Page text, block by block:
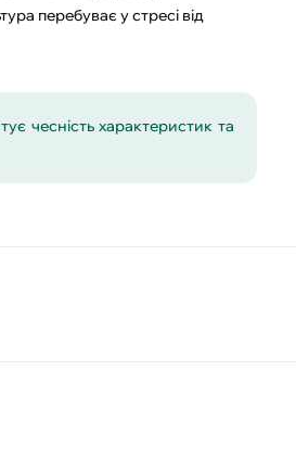
перебуває у стресі від
чесність характеристик та